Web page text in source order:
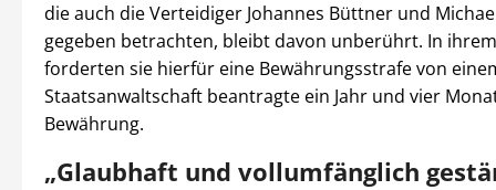
die auch die Verteidiger Johannes Büttner und
gegeben betrachten, bleibt davon unberührt. In
forderten sie hierfür eine Bewährungsstrafe von
Staatsanwaltschaft beantragte ein Jahr und vier
Bewährung.
„Glaubhaft und vollumfänglich